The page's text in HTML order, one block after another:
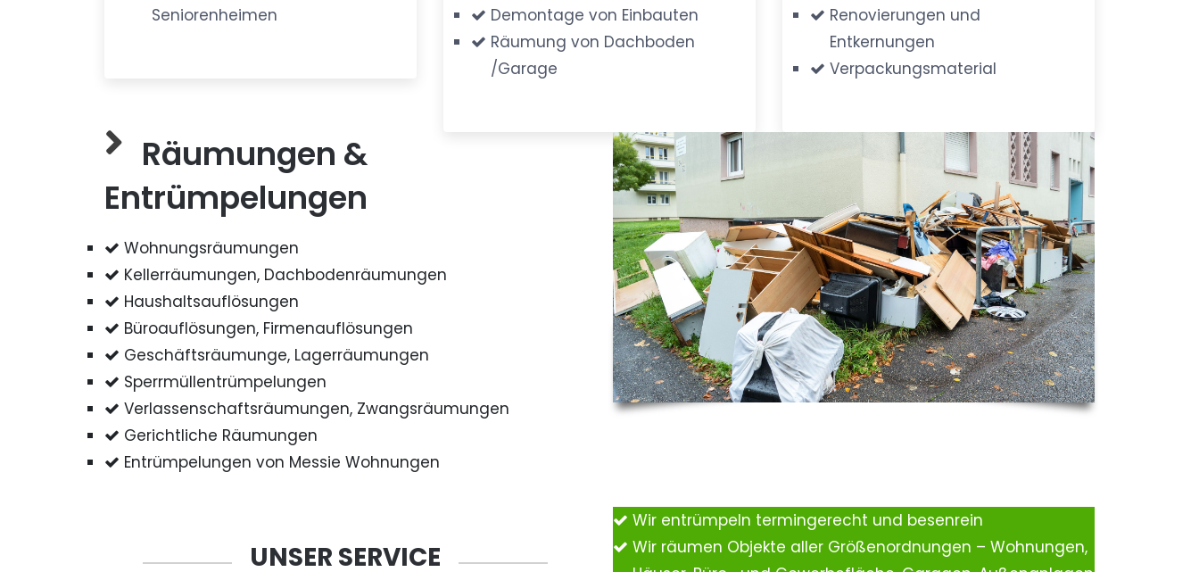
Seniorenheimen
Demontage von Einbauten
Räumung von Dachboden
/Garage
Renovierungen und
Entkernungen
Verpackungsmaterial
Räumungen &
Entrümpelungen
Wohnungsräumungen
Kellerräumungen, Dachbodenräumungen
Haushaltsauflösungen
Büroauflösungen, Firmenauflösungen
Geschäftsräumunge, Lagerräumungen
Sperrmüllentrümpelungen
Verlassenschaftsräumungen, Zwangsräumungen
Gerichtliche Räumungen
Entrümpelungen von Messie Wohnungen
UNSER SERVICE
Wir entrümpeln termingerecht und besenrein
Wir räumen Objekte aller Größenordnungen – Wohnungen,